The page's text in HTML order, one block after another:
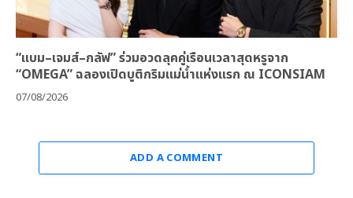
“แบม–เจมส์–กลัฟ” ร่วมอวดลุคคู่เรือนเวลาสุดหรูจาก
“OMEGA” ฉลองเปิดบูติกริมแม่น้ำแห่งแรก ณ ICONSIAM
07/08/2026
ADD A COMMENT